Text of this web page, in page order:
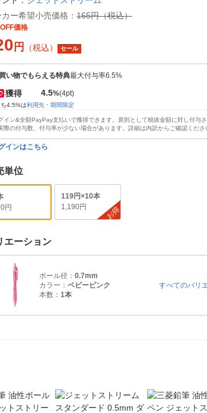
カー希望小売価格： 165円（税込）
価格
円 （税込） セール
い物でもらえる特典最大付与率6.5%
獲得 4.5%(4pt)
ち4.5%は利用先・期間限定
イン&全額PayPay支払いで獲得できます。原則として税抜金額に対し付与
際の付与数、付与率が少ない場合があります。詳細は内訳からご確認くださ
インはこちら
単位
円
119円×10本
1,190円
お得
エーション
ボール径： 0.7mm
カラー： ベビーピンク
本数： 1本
すべてのバリ